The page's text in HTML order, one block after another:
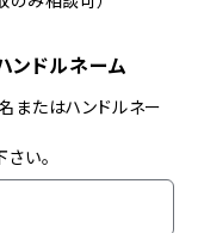
ンドルネーム
またはハンドルネー
い。